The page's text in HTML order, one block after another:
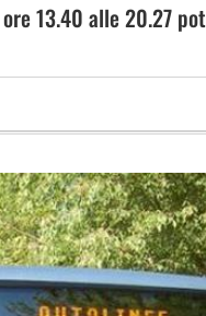
13.40 alle 20.27